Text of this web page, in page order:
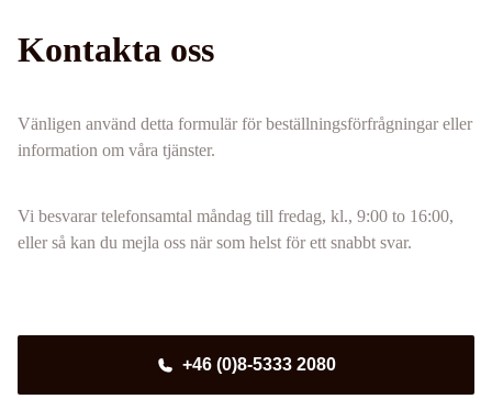
Kontakta oss
Vänligen använd detta formulär för beställningsförfrågningar eller
information om våra tjänster.
Vi besvarar telefonsamtal måndag till fredag, kl., 9:00 to 16:00,
eller så kan du mejla oss när som helst för ett snabbt svar.
+46 (0)8-5333 2080